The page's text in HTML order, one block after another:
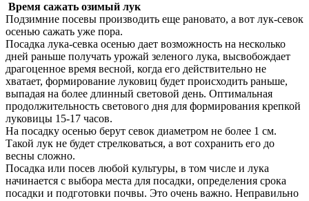
Время сажать озимый лук
Подзимние посевы производить еще рановато, а вот лук-севок
осенью сажать уже пора.
Посадка лука-севка осенью дает возможность на несколько
дней раньше получать урожай зеленого лука, высвобождает
драгоценное время весной, когда его действительно не
хватает, формирование луковиц будет происходить раньше,
выпадая на более длинный световой день. Оптимальная
продолжительность светового дня для формирования крепкой
луковицы 15-17 часов.
На посадку осенью берут севок диаметром не более 1 см.
Такой лук не будет стрелковаться, а вот сохранить его до
весны сложно.
Посадка или посев любой культуры, в том числе и лука
начинается с выбора места для посадки, определения срока
посадки и подготовки почвы. Это очень важно. Неправильно